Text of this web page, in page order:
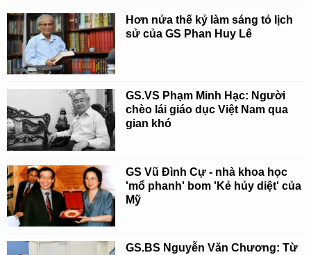
Hơn nửa thế kỷ làm sáng tỏ lịch
sử của GS Phan Huy Lê
GS.VS Phạm Minh Hạc: Người
chèo lái giáo dục Việt Nam qua
gian khó
GS Vũ Đình Cự - nhà khoa học
'mổ phanh' bom 'Kẻ hủy diệt' của
Mỹ
GS.BS Nguyễn Văn Chương: Từ